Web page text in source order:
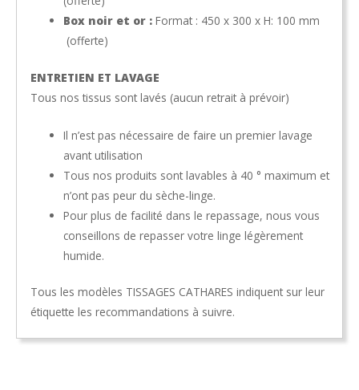
Box noir et or : Format : 450 x 300 x H: 100 mm
(offerte)
ENTRETIEN ET LAVAGE
Tous nos tissus sont lavés (aucun retrait à prévoir)
Il n’est pas nécessaire de faire un premier lavage
avant utilisation
Tous nos produits sont lavables à 40 ° maximum et
n’ont pas peur du sèche-linge.
Pour plus de facilité dans le repassage, nous vous
conseillons de repasser votre linge légèrement
humide.
Tous les modèles TISSAGES CATHARES indiquent sur leur
étiquette les recommandations à suivre.